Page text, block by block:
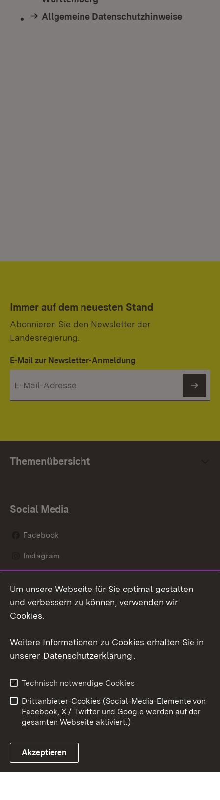
Allgemeine Datenschutzhinweise
Immer auf dem neuesten Stand
Abonnieren Sie den Newsletter der
Landesregierung.
E-Mail zur Newsletter-Anmeldung
Themenübersicht
Social Media
Facebook
Instagram
Social Wall
Youtube
Link zum Landesportal
Kontakt
Datenschutz
Barrierefreiheit
Impressum Cookies
Um unsere Webseite für Sie optimal gestalten
und verbessern zu können, verwenden wir
Cookies.
Weitere Informationen zu Cookies erhalten Sie in
unserer Datenschutzerklärung.
Technisch notwendige Cookies
Drittanbieter-Cookies (Social-Media-Elemente von
Facebook, X / Twitter und Google werden auf der
gesamten Webseite aktiviert.)
Akzeptieren